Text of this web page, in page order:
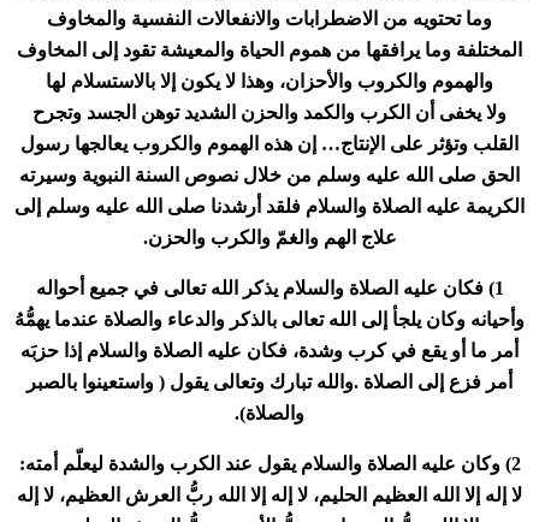
وما تحتويه من الاضطرابات والانفعالات النفسية والمخاوف
المختلفة وما يرافقها من هموم الحياة والمعيشة تقود إلى المخاوف
والهموم والكروب والأحزان، وهذا لا يكون إلا بالاستسلام لها
ولا يخفى أن الكرب والكمد والحزن الشديد توهن الجسد وتجرح
القلب وتؤثر على الإنتاج… إن هذه الهموم والكروب يعالجها رسول
الحق صلى الله عليه وسلم من خلال نصوص السنة النبوية وسيرته
الكريمة عليه الصلاة والسلام فلقد أرشدنا صلى الله عليه وسلم إلى
علاج الهم والغمّ والكرب والحزن.
1) فكان عليه الصلاة والسلام يذكر الله تعالى في جميع أحواله
وأحيانه وكان يلجأ إلى الله تعالى بالذكر والدعاء والصلاة عندما يهمُّهُ
أمر ما أو يقع في كرب وشدة، فكان عليه الصلاة والسلام إذا حزبَه
أمر فزع إلى الصلاة .والله تبارك وتعالى يقول ( واستعينوا بالصبر
والصلاة).
2) وكان عليه الصلاة والسلام يقول عند الكرب والشدة ليعلّم أمته:
لا إله إلا الله العظيم الحليم، لا إله إلا الله ربُّ العرش العظيم، لا إله